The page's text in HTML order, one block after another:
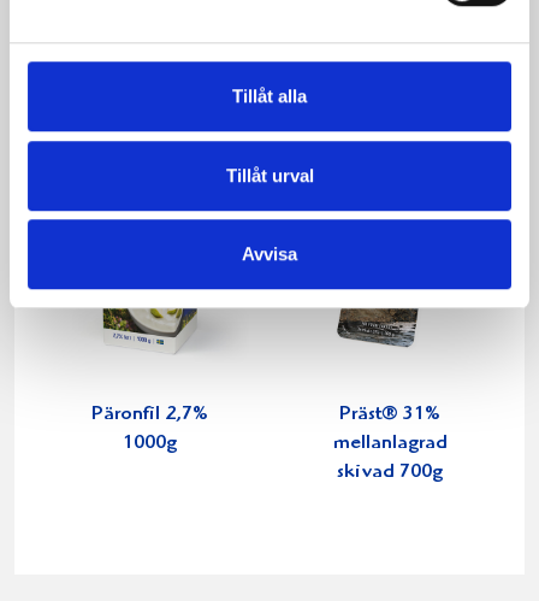
Tillåt alla
Tillåt urval
Avvisa
Produkter i receptet:
Päronfil 2,7%
1000g
Präst® 31%
mellanlagrad
skivad 700g